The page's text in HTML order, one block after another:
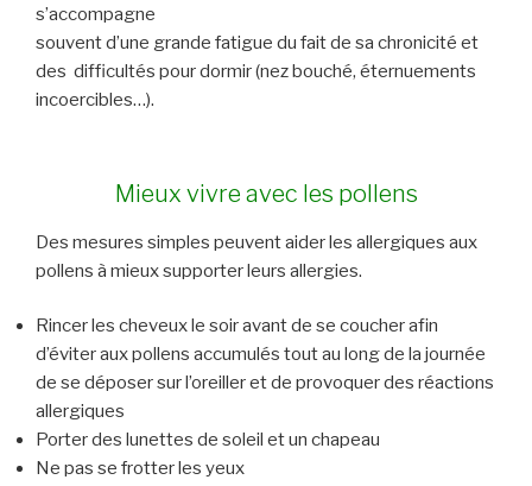
s’accompagne
souvent d’une grande fatigue du fait de sa chronicité et
des difficultés pour dormir (nez bouché, éternuements
incoercibles…).
Mieux vivre avec les pollens
Des mesures simples peuvent aider les allergiques aux
pollens à mieux supporter leurs allergies.
Rincer les cheveux le soir avant de se coucher afin
d’éviter aux pollens accumulés tout au long de la journée
de se déposer sur l’oreiller et de provoquer des réactions
allergiques
Porter des lunettes de soleil et un chapeau
Ne pas se frotter les yeux